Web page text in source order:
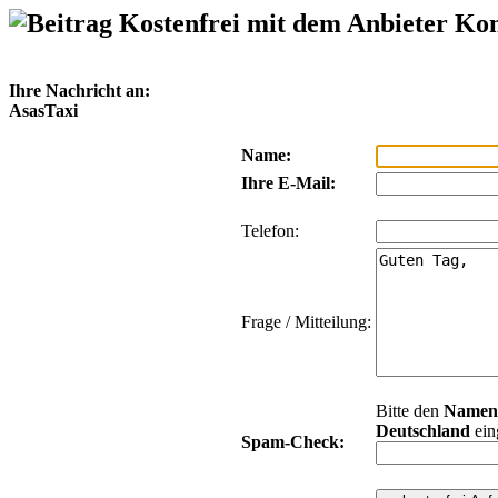
Kostenfrei mit dem Anbieter
Ihre Nachricht an:
AsasTaxi
Name:
Ihre E-Mail:
Telefon:
Frage / Mitteilung:
Spam-Check:
Bitte den Namen
Deutschland